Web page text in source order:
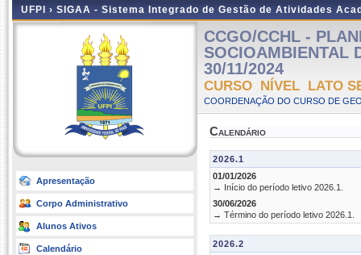
UFPI › SIGAA - Sistema Integrado de Gestão de Atividades
Apresentação
Corpo Administrativo
Alunos Ativos
Calendário
CCGO/CCHL -
SOCIOAMBIENTAL
30/11/2024
CURSO NÍVEL LATO
COORDENAÇÃO DO CURSO DE
Calendário
2026.1
01/01/2026
→ Início do período letivo 2026.1.
30/06/2026
→ Término do período letivo 2026.1.
2026.2